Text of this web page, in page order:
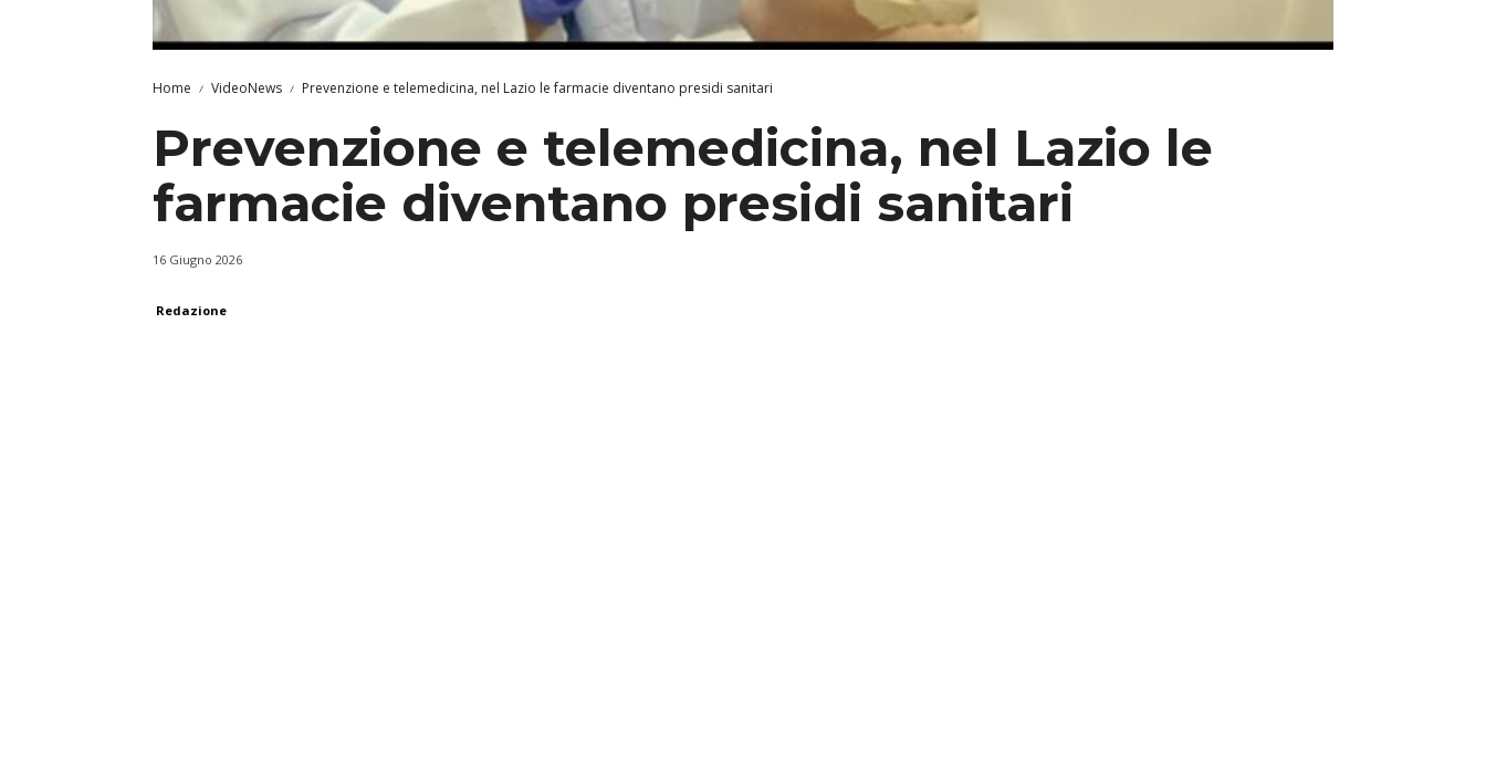
Home VideoNews Prevenzione e telemedicina, nel Lazio le farmacie diventano presidi sanitari
Prevenzione e telemedicina, nel Lazio le
farmacie diventano presidi sanitari
16 Giugno 2026
Redazione